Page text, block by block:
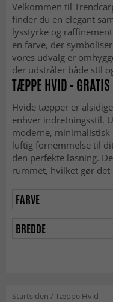
Velkommen til
finder du en elegant
lysstyrke og
en farve, der
vores udvalg er
der udstråler både stil
TÆPPE HVID - GRATIS
Hvide tæpper er
enhver indretningsstil.
moderne,
luftig fornemmelse til
den perfekte løsning.
rummet, hvilket gør det
FARVE
BREDDE
Startsiden /Tæppe Hvid